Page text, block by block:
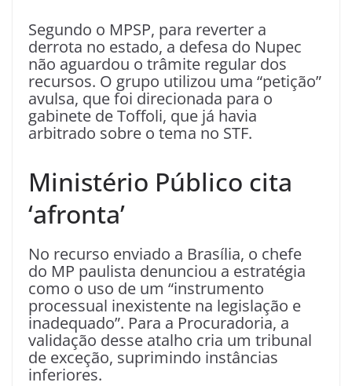
Segundo o MPSP, para reverter a
derrota no estado, a defesa do Nupec
não aguardou o trâmite regular dos
recursos. O grupo utilizou uma “petição”
avulsa, que foi direcionada para o
gabinete de Toffoli, que já havia
arbitrado sobre o tema no STF.
Ministério Público cita
‘afronta’
No recurso enviado a Brasília, o chefe
do MP paulista denunciou a estratégia
como o uso de um “instrumento
processual inexistente na legislação e
inadequado”. Para a Procuradoria, a
validação desse atalho cria um tribunal
de exceção, suprimindo instâncias
inferiores.